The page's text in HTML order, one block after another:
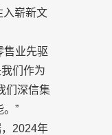
入崭新文
售业先驱
们作为
们深信集
”
2024年